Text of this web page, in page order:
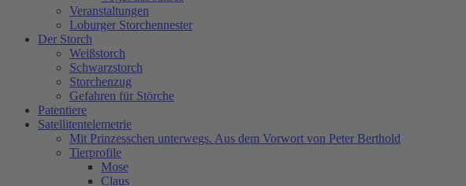
Veranstaltungen
Loburger Storchennester
Der Storch
Weißstorch
Schwarzstorch
Storchenzug
Gefahren für Störche
Patentiere
Satellitentelemetrie
Mit Prinzesschen unterwegs. Aus dem Vorwort von Peter Berthold
Tierprofile
Mose
Claus